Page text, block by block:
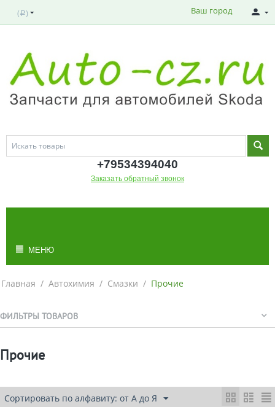
( Р ) Ваш город
+79534394040
Заказать обратный звонок
МЕНЮ
Главная / Автохимия / Смазки / Прочие
ФИЛЬТРЫ ТОВАРОВ
Прочие
Сортировать по алфавиту: от А до Я